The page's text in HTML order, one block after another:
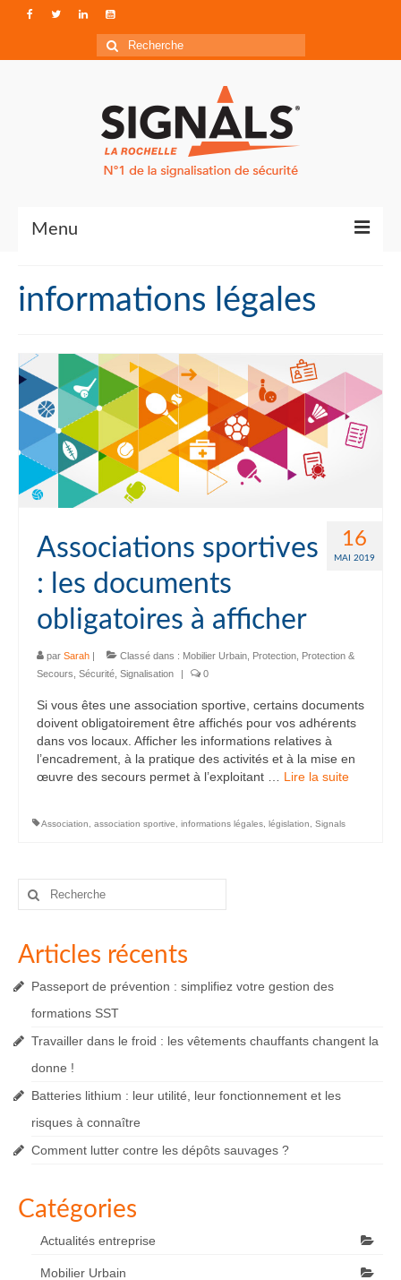
Rechercher
:
Menu
Qui sommes-nous ?
Accéder à Signals
informations légales
16
MAI 2019
Associations sportives
: les documents
obligatoires à afficher
par Sarah | Classé dans : Mobilier Urbain Protection Protection &
Secours Sécurité Signalisation | 0
Si vous êtes une association sportive, certains documents
doivent obligatoirement être affichés pour vos adhérents
dans vos locaux. Afficher les informations relatives à
l’encadrement, à la pratique des activités et à la mise en
œuvre des secours permet à l’exploitant … Lire la suite­­
Association association sportive informations légales législation Signals
Rechercher
Articles récents
Passeport de prévention : simplifiez votre gestion des
formations SST
Travailler dans le froid : les vêtements chauffants changent la
donne !
Batteries lithium : leur utilité, leur fonctionnement et les
risques à connaître
Comment lutter contre les dépôts sauvages ?
Catégories
Actualités entreprise
Mobilier Urbain